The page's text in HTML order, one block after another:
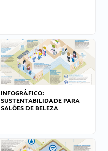
INFOGRÁFICO:
SUSTENTABILIDADE PARA
SALÕES DE BELEZA